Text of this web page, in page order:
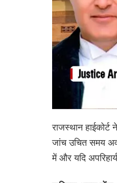
राजस्थान
जांच उचित समय
में और यदि